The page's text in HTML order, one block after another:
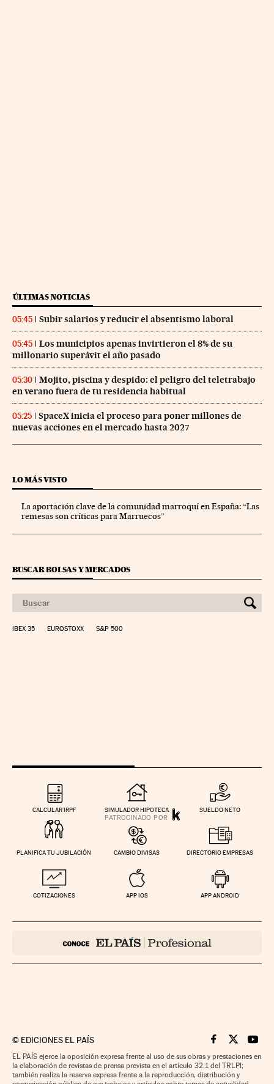
ÚLTIMAS NOTICIAS
05:45 Subir salarios y reducir el absentismo laboral
05:45
Los municipios apenas invirtieron el 8% de su
millonario superávit el año pasado
05:30
Mojito, piscina y despido: el peligro del teletrabajo
en verano fuera de tu residencia habitual
05:25
SpaceX inicia el proceso para poner millones de
nuevas acciones en el mercado hasta 2027
LO MÁS VISTO
La aportación clave de la comunidad marroquí en España: “Las
remesas son críticas para Marruecos”
BUSCAR BOLSAS Y MERCADOS
IBEX 35 EUROSTOXX S&P 500
CALCULAR IRPF SIMULADOR HIPOTECA SUELDO NETO
PLANIFICA TU JUBILACIÓN CAMBIO DIVISAS DIRECTORIO EMPRESAS
COTIZACIONES APP IOS APP ANDROID
© EDICIONES EL PAÍS Cinco Días en
Cinco Días
Cinco
EL PAÍS ejerce la oposición expresa frente al uso de sus obras y prestaciones en
la elaboración de revistas de prensa prevista en el artículo 32.1 del TRLPI;
también realiza la reserva expresa frente a la reproducción, distribución y